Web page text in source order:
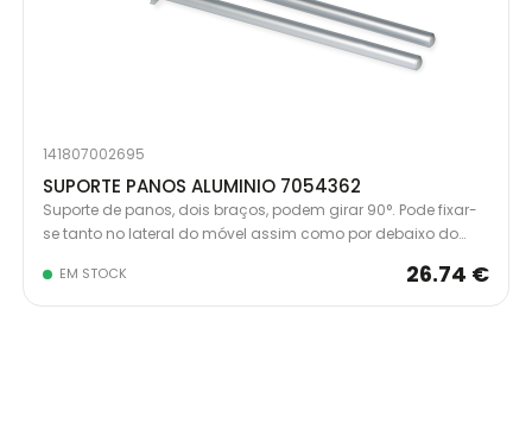
141807002695
SUPORTE PANOS ALUMINIO 7054362
Suporte de panos, dois braços, podem girar 90°. Pode fixar-
se tanto no lateral do móvel assim como por debaixo do
EM STOCK 26.74 €